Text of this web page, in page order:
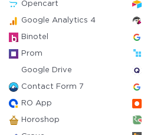
Opencart
Google Analytics 4
Binotel
Prom
Google Drive
Contact Form 7
RO App
Horoshop